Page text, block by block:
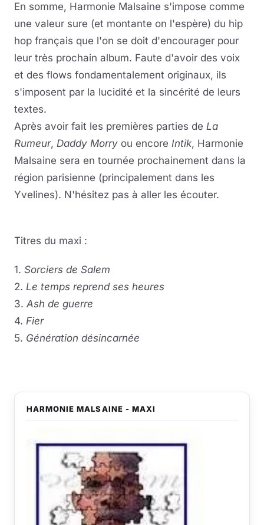
En somme, Harmonie Malsaine s'impose comme
une valeur sure (et montante on l'espère) du hip
hop français que l'on se doit d'encourager pour
leur très prochain album. Faute d'avoir des voix
et des flows fondamentalement originaux, ils
s'imposent par la lucidité et la sincérité de leurs
textes.
Après avoir fait les premières parties de La
Rumeur, Daddy Morry ou encore Intik, Harmonie
Malsaine sera en tournée prochainement dans la
région parisienne (principalement dans les
Yvelines). N'hésitez pas à aller les écouter.
Titres du maxi :
1. Sorciers de Salem
2. Le temps reprend ses heures
3. Ash de guerre
4. Fier
5. Génération désincarnée
HARMONIE MALSAINE - MAXI